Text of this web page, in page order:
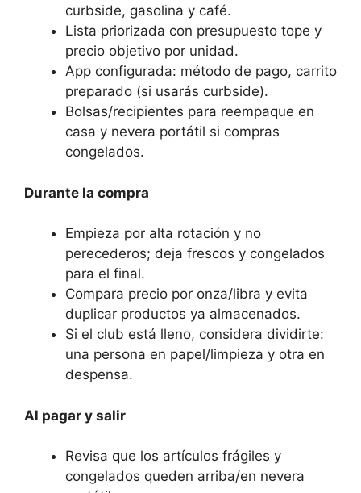
curbside, gasolina y café.
Lista priorizada con presupuesto tope y
precio objetivo por unidad.
App configurada: método de pago, carrito
preparado (si usarás curbside).
Bolsas/recipientes para reempaque en
casa y nevera portátil si compras
congelados.
Durante la compra
Empieza por alta rotación y no
perecederos; deja frescos y congelados
para el final.
Compara precio por onza/libra y evita
duplicar productos ya almacenados.
Si el club está lleno, considera dividirte:
una persona en papel/limpieza y otra en
despensa.
Al pagar y salir
Revisa que los artículos frágiles y
congelados queden arriba/en nevera